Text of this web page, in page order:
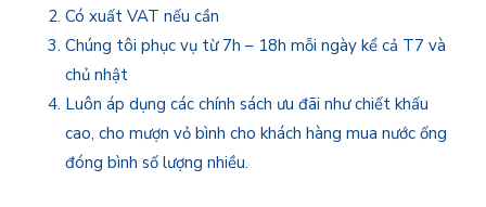
Có xuất VAT nếu cần
Chúng tôi phục vụ từ 7h – 18h mỗi ngày kể cả T7 và
chủ nhật
Luôn áp dụng các chính sách ưu đãi như chiết khấu
cao, cho mượn vỏ bình cho khách hàng mua nước ống
đóng bình số lượng nhiều.